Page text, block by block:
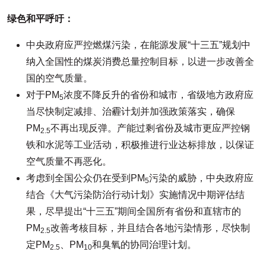
绿色和平呼吁：
中央政府应严控燃煤污染，在能源发展“十三五”规划中
纳入全国性的煤炭消费总量控制目标，以进一步改善全
国的空气质量。
对于PM5浓度不降反升的省份和城市，省级地方政府应
当尽快制定减排、治霾计划并加强政策落实，确保
PM2.5不再出现反弹。产能过剩省份及城市更应严控钢
铁和水泥等工业活动，积极推进行业达标排放，以保证
空气质量不再恶化。
考虑到全国公众仍在受到PM5污染的威胁，中央政府应
结合《大气污染防治行动计划》实施情况中期评估结
果，尽早提出“十三五”期间全国所有省份和直辖市的
PM2.5改善考核目标，并且结合各地污染情形，尽快制
定PM2.5 、PM 10和臭氧的协同治理计划。